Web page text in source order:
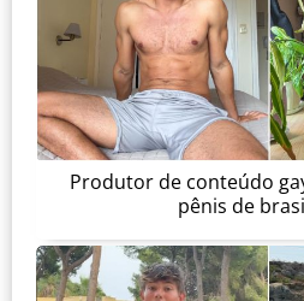
Produtor de conteúdo
pênis de